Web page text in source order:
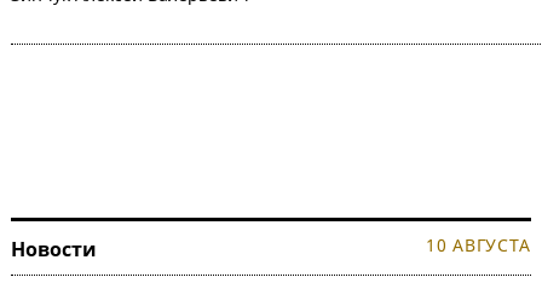
Новости 10 АВГУСТА